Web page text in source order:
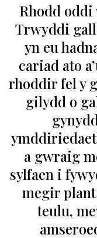
Rhodd
Trwyddi
yn eu
cariad ato
rhoddir fel y
gilydd o
a gwraig
sylfaen i
megir plant
teulu,